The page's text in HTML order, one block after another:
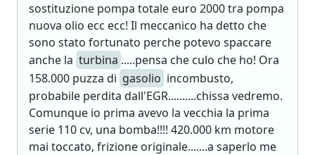
sostituzione pompa totale euro 2000 tra pompa
nuova olio ecc ecc! Il meccanico ha detto che
sono stato fortunato perche potevo spaccare
anche la turbina .....pensa che culo che ho! Ora
158.000 puzza di gasolio incombusto,
probabile perdita dall'EGR..........chissa vedremo.
Comunque io prima avevo la vecchia la prima
serie 110 cv, una bomba!!!! 420.000 km motore
mai toccato, frizione originale.......a saperlo me